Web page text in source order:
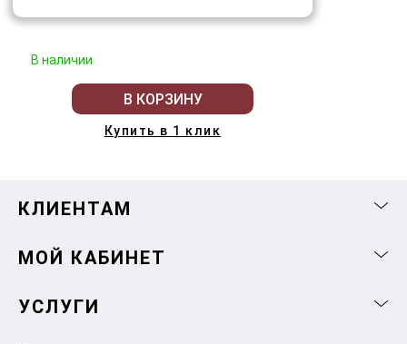
В наличии
В КОРЗИНУ
Купить в 1 клик
КЛИЕНТАМ
МОЙ КАБИНЕТ
УСЛУГИ